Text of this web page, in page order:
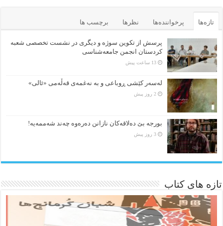
تازه‌ها پرخواننده‌ها نظرها برچسب ها
پرسش از تکوین سوژه و دیگری در نشست تخصصی شعبه
کردستان انجمن جامعه‌شناسی
13 ساعت پیش
لەسەر کێشی ڕوباعی و به نەغمەی قەڵەمی «ئالی»
2 روز پیش
بورجە بێ دەلاقەکان نازانن دەرەوە چەند شەممەیە!
3 روز پیش
تازه های کتاب